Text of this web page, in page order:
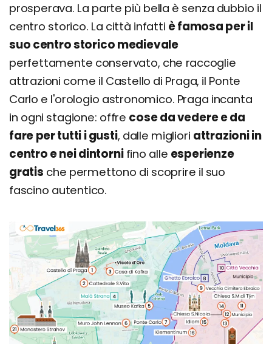
Cosa vedere in un Weekend di 2 o 3 giorni
Cosa vedere in 4, 5, 6 o 7 giorni
prosperava. La parte più bella è senza dubbio il
centro storico. La città infatti è famosa per il
suo centro storico medievale
perfettamente conservato, che raccoglie
attrazioni come il Castello di Praga, il Ponte
Carlo e l'orologio astronomico. Praga incanta
in ogni stagione: offre cose da vedere e da
fare per tutti i gusti, dalle migliori attrazioni in
centro e nei dintornifino alle esperienze
gratis che permettono di scoprire il suo
fascino autentico.